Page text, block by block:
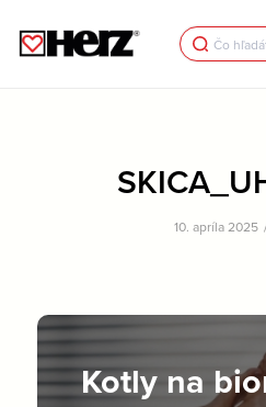
Search
for:
10. apríla 2025
Kotly na